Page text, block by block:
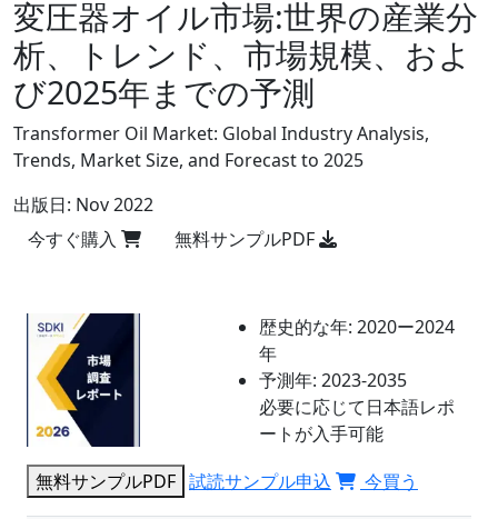
変圧器オイル市場:世界の産業分
析、トレンド、市場規模、およ
び2025年までの予測
Transformer Oil Market: Global Industry Analysis,
Trends, Market Size, and Forecast to 2025
出版日: Nov 2022
今すぐ購入
無料サンプルPDF
歴史的な年: 2020ー2024
年
予測年: 2023-2035
必要に応じて日本語レポ
ートが入手可能
無料サンプルPDF 試読サンプル申込 今買う